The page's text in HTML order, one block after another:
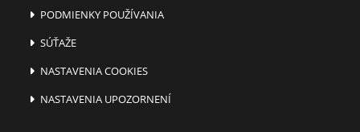
PODMIENKY POUŽÍVANIA
SÚŤAŽE
NASTAVENIA COOKIES
NASTAVENIA UPOZORNENÍ